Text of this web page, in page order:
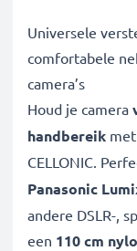
Universele
comfortabele
camera’s
Houd je camera
handbereik
CELLONIC.
Panasonic
andere DSLR-,
een 110 cm